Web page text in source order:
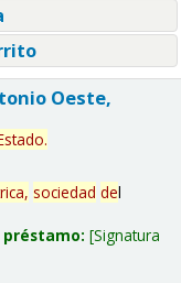
Oeste,
.
sociedad del
Signatura